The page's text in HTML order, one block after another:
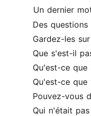
Un dernier
Des
Gardez-les
Que s'est-il
Qu'est-ce
Qu'est-ce
Pouvez-vous
Qui n'était